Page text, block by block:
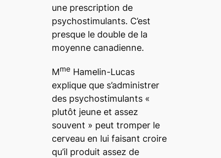
une prescription de
psychostimulants. C’est
presque le double de la
moyenne canadienne.
Mme Hamelin-Lucas
explique que s’administrer
des psychostimulants «
plutôt jeune et assez
souvent » peut tromper le
cerveau en lui faisant croire
qu’il produit assez de